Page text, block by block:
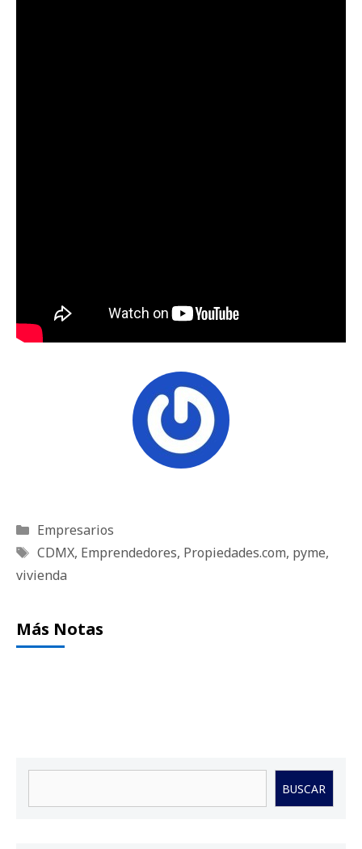
Categorías
Empresarios
Etiquetas
CDMX, Emprendedores, Propiedades.com, pyme,
vivienda
Más Notas
BUSCAR